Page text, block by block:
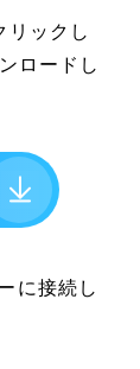
リックし
ロードし
に接続し